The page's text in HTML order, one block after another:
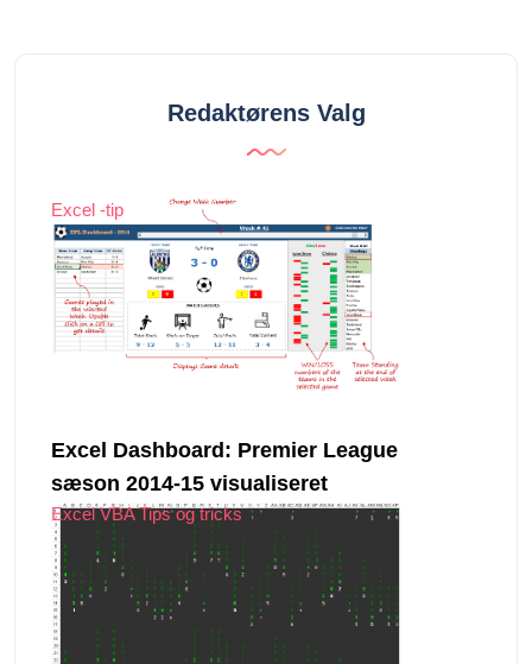
Redaktørens Valg
Excel -tip
Excel Dashboard: Premier League
sæson 2014-15 visualiseret
Excel VBA Tips og tricks